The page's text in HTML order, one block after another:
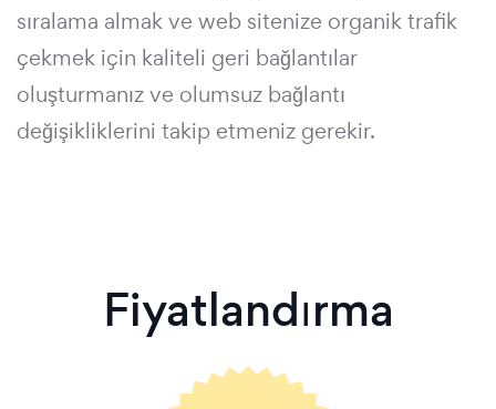
sıralama almak ve web sitenize organik trafik
çekmek için kaliteli geri bağlantılar
oluşturmanız ve olumsuz bağlantı
değişikliklerini takip etmeniz gerekir.
Fiyatlandırma